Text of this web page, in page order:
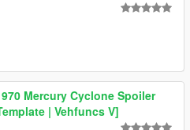
Mercury Cyclone Spoiler
| Vehfuncs V]